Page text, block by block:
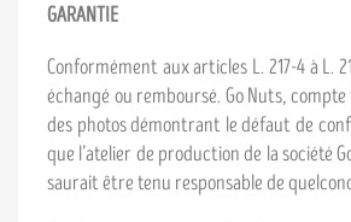
GARANTIE
Conformément aux articles L. 217-4 à L.
échangé ou remboursé. Go Nuts,
des photos démontrant le défaut de
que l’atelier de production de la société
saurait être tenu responsable de